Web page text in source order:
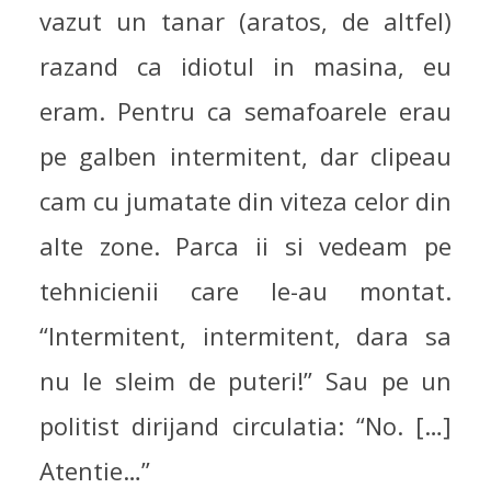
vazut un tanar (aratos, de altfel)
razand ca idiotul in masina, eu
eram. Pentru ca semafoarele erau
pe galben intermitent, dar clipeau
cam cu jumatate din viteza celor din
alte zone. Parca ii si vedeam pe
tehnicienii care le-au montat.
“Intermitent, intermitent, dara sa
nu le sleim de puteri!” Sau pe un
politist dirijand circulatia: “No. […]
Atentie…”